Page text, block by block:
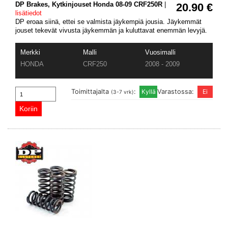
20.90 €
DP Brakes, Kytkinjouset Honda 08-09 CRF250R
lisätiedot
DP eroaa siinä, ettei se valmista jäykempiä jousia. Jäykemmät
jouset tekevät vivusta jäykemmän ja kuluttavat enemmän levyjä.
Merkki Malli
Vuosimalli
HONDA
CRF250 2008 - 2009
Varastossa:
Toimittajalta (3-7 vrk):